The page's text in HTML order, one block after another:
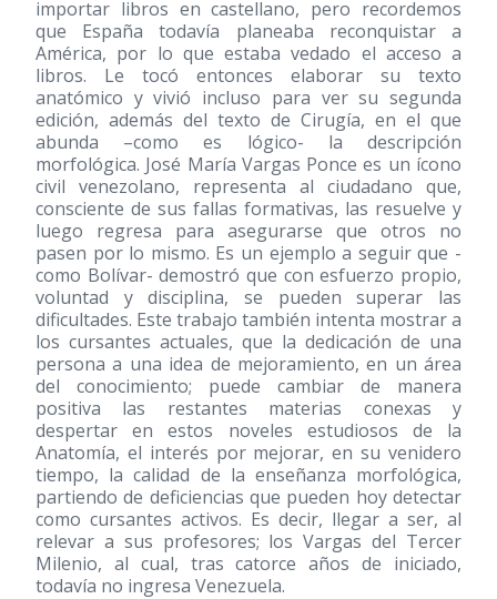
importar libros en castellano, pero recordemos
que España todavía planeaba reconquistar a
América, por lo que estaba vedado el acceso a
libros. Le tocó entonces elaborar su texto
anatómico y vivió incluso para ver su segunda
edición, además del texto de Cirugía, en el que
abunda –como es lógico- la descripción
morfológica. José María Vargas Ponce es un ícono
civil venezolano, representa al ciudadano que,
consciente de sus fallas formativas, las resuelve y
luego regresa para asegurarse que otros no
pasen por lo mismo. Es un ejemplo a seguir que -
como Bolívar- demostró que con esfuerzo propio,
voluntad y disciplina, se pueden superar las
dificultades. Este trabajo también intenta mostrar a
los cursantes actuales, que la dedicación de una
persona a una idea de mejoramiento, en un área
del conocimiento; puede cambiar de manera
positiva las restantes materias conexas y
despertar en estos noveles estudiosos de la
Anatomía, el interés por mejorar, en su venidero
tiempo, la calidad de la enseñanza morfológica,
partiendo de deficiencias que pueden hoy detectar
como cursantes activos. Es decir, llegar a ser, al
relevar a sus profesores; los Vargas del Tercer
Milenio, al cual, tras catorce años de iniciado,
todavía no ingresa Venezuela.